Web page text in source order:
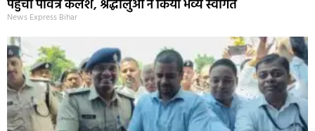
पहुंचा पवित्र कलश, श्रद्धालुओं ने किया भव्य स्वागत
News Express Bihar